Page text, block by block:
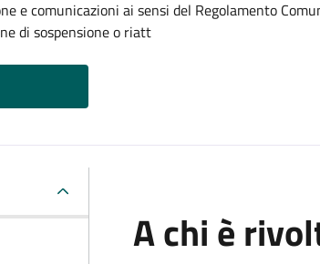
e comunicazioni ai sensi del Regolamento
di sospensione o riatt
A chi è